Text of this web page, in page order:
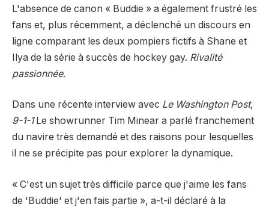
L'absence de canon « Buddie » a également frustré les
fans et, plus récemment, a déclenché un discours en
ligne comparant les deux pompiers fictifs à Shane et
Ilya de la série à succès de hockey gay. Rivalité
passionnée.
Dans une récente interview avec Le Washington Post,
9-1-1Le showrunner Tim Minear a parlé franchement
du navire très demandé et des raisons pour lesquelles
il ne se précipite pas pour explorer la dynamique.
« C'est un sujet très difficile parce que j'aime les fans
de 'Buddie' et j'en fais partie », a-t-il déclaré à la